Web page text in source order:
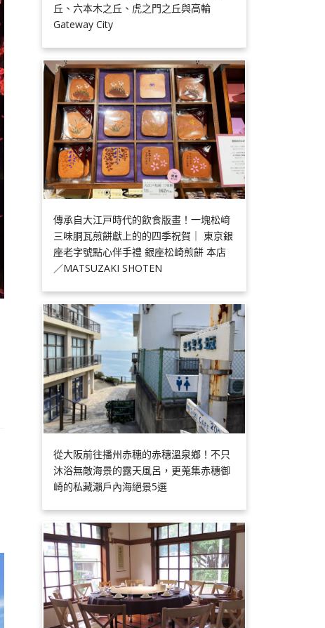
丘、六本木之丘、虎之門之丘與高輪
Gateway City
傳承自大江戸時代的飲食版畫！一塊松﨑
三味胴瓦煎餅獻上的的四季祝賀｜ 東京銀
座老字號點心伴手禮 銀座松崎煎餅 本店
／MATSUZAKI SHOTEN
從大阪前往播州赤穗的赤穗溫泉鄉！不只
沐浴無敵海景的露天風呂，更蒐集赤穗御
崎的私藏瀨戶內海絕景5選